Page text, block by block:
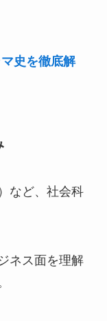
史を徹底解
など、社会科
ネス面を理解